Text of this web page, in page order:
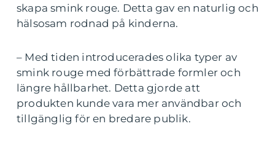
skapa smink rouge. Detta gav en naturlig och
hälsosam rodnad på kinderna.
– Med tiden introducerades olika typer av
smink rouge med förbättrade formler och
längre hållbarhet. Detta gjorde att
produkten kunde vara mer användbar och
tillgänglig för en bredare publik.